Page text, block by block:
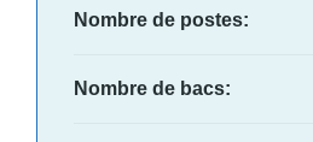
Nombre de postes:
Nombre de bacs: